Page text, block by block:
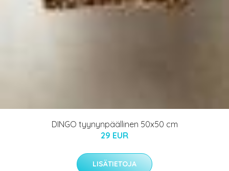
DINGO tyynynpäällinen 50x50 cm
29 EUR
LISÄTIETOJA